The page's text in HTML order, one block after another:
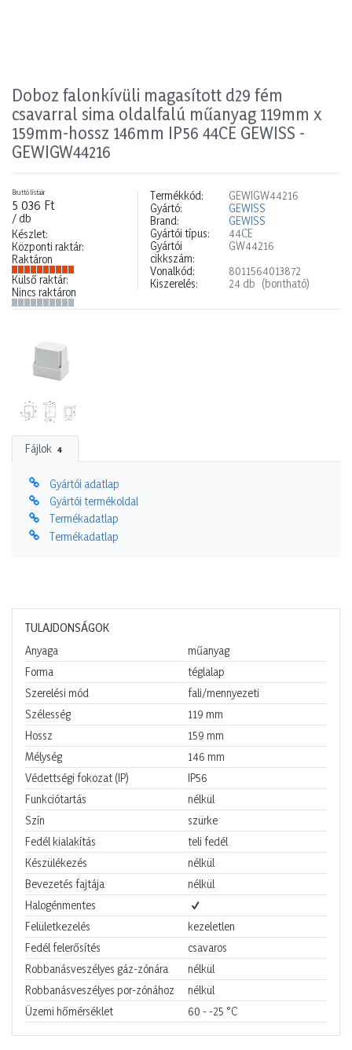
Doboz falonkívüli magasított d29 fém
csavarral sima oldalfalú műanyag 119mm x
159mm-hossz 146mm IP56 44CE GEWISS -
GEWIGW44216
Bruttó listaár
5 036 Ft
/ db
Készlet:
Központi raktár:
Raktáron
Külső raktár:
Nincs raktáron
Termékkód:
GEWIGW44216
Gyártó:
GEWISS
Brand:
GEWISS
Gyártói típus:
44CE
Gyártói
cikkszám:
GW44216
Vonalkód:
8011564013872
Kiszerelés:
24 db (bontható)
Fájlok 4
Gyártói adatlap
Gyártói termékoldal
Termékadatlap
Termékadatlap
TULAJDONSÁGOK
Anyaga
műanyag
Forma
téglalap
Szerelési mód
fali/mennyezeti
Szélesség
119 mm
Hossz
159 mm
Mélység
146 mm
Védettségi fokozat (IP)
IP56
Funkciótartás
nélkül
Szín
szürke
Fedél kialakítás
teli fedél
Készülékezés
nélkül
Bevezetés fajtája
nélkül
Halogénmentes
Felületkezelés
kezeletlen
Fedél felerősítés
csavaros
Robbanásveszélyes gáz-zónára
nélkül
Robbanásveszélyes por-zónához
nélkül
Üzemi hőmérséklet
60 - -25 °C